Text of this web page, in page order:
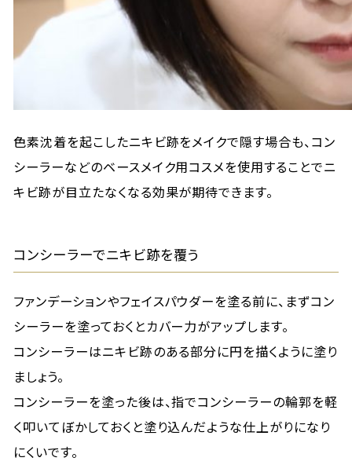
色素沈着を起こしたニキビ跡をメイクで隠す場合も、コン
シーラーなどのベースメイク用コスメを使用することでニ
キビ跡が目立たなくなる効果が期待できます。
コンシーラーでニキビ跡を覆う
ファンデーションやフェイスパウダーを塗る前に、まずコン
シーラーを塗っておくとカバー力がアップします。
コンシーラーはニキビ跡のある部分に円を描くように塗り
ましょう。
コンシーラーを塗った後は、指でコンシーラーの輪郭を軽
く叩いてぼかしておくと塗り込んだような仕上がりになり
にくいです。